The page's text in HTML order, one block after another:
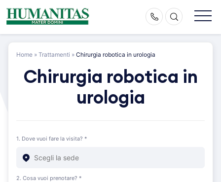
Skip
to
Home » Trattamenti » Chirurgia robotica in urologia
Chirurgia robotica in
urologia
1. Dove vuoi fare la visita? *
2. Cosa vuoi prenotare? *